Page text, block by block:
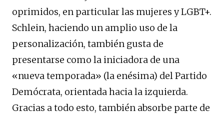
oprimidos, en particular las mujeres y LGBT+.
Schlein, haciendo un amplio uso de la
personalización, también gusta de
presentarse como la iniciadora de una
«nueva temporada» (la enésima) del Partido
Demócrata, orientada hacia la izquierda.
Gracias a todo esto, también absorbe parte de